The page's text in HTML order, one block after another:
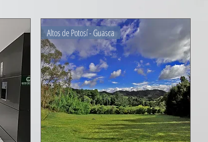
Altos de Potosí - Guasca